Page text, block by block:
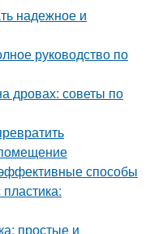
надежное и
руководство по
дровах: советы по
способы
простые и